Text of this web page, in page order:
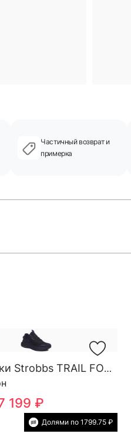
Частичный возврат и
примерка
Кроссовки Strobbs TRAIL FORCE YOW SG M 3818-3
199 ₽
Долями по 1799.75 ₽